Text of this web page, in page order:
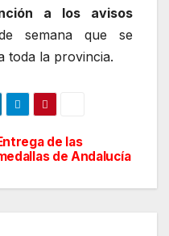
a los avisos
semana que se
toda la provincia.
de las
de Andalucía